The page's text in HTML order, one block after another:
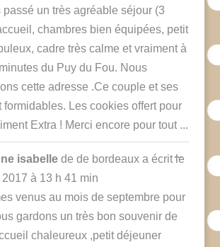
passé un très agréable séjour (3
chambres bien équipées, petit
cadre très calme et vraiment à
du Puy du Fou. Nous
cette adresse .Ce couple et ses
formidables. Les cookies offert pour
Extra ! Merci encore pour tout ...
isabelle de de bordeaux a écrit le
à 13 h 41 min
venus au mois de septembre pour
gardons un très bon souvenir de
chaleureux ,petit déjeuner
... Ouvrir/
cette